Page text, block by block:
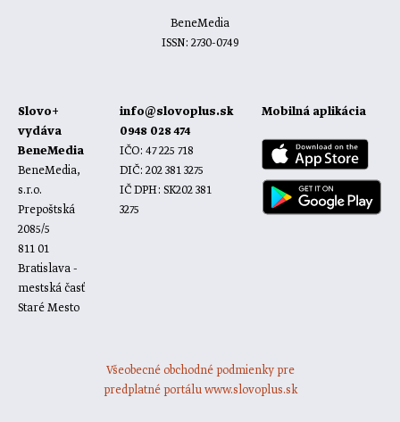
BeneMedia
ISSN: 2730-0749
Slovo+
vydáva
BeneMedia
BeneMedia,
s.r.o.
Prepoštská
2085/5
811 01
Bratislava -
mestská časť
Staré Mesto
info@slovoplus.sk
0948 028 474
IČO: 47 225 718
DIČ: 202 381 3275
IČ DPH: SK202 381
3275
Mobilná aplikácia
Všeobecné obchodné podmienky pre
predplatné portálu www.slovoplus.sk